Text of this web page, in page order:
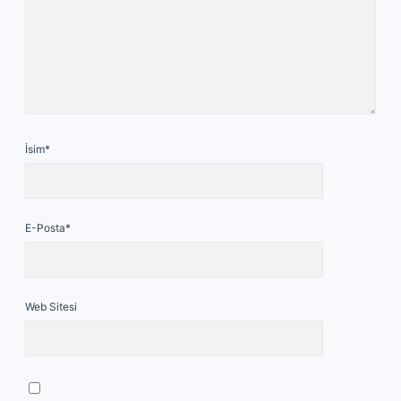
İsim*
E-Posta*
Web Sitesi